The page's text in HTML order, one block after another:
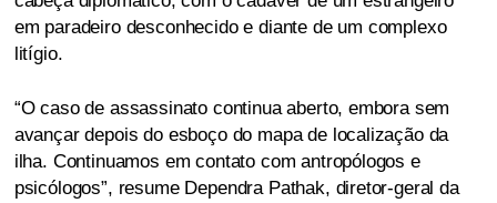
em paradeiro desconhecido e diante de um complexo
litígio.
“O caso de assassinato continua aberto, embora sem
avançar depois do esboço do mapa de localização da
ilha. Continuamos em contato com antropólogos e
psicólogos”, resume Dependra Pathak, diretor-geral da